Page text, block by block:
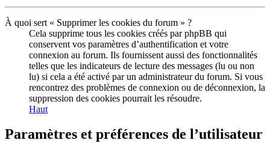
À quoi sert « Supprimer les cookies du forum » ?
Cela supprime tous les cookies créés par phpBB qui
conservent vos paramètres d’authentification et votre
connexion au forum. Ils fournissent aussi des fonctionnalités
telles que les indicateurs de lecture des messages (lu ou non
lu) si cela a été activé par un administrateur du forum. Si vous
rencontrez des problèmes de connexion ou de déconnexion, la
suppression des cookies pourrait les résoudre.
Haut
Paramètres et préférences de l’utilisateur